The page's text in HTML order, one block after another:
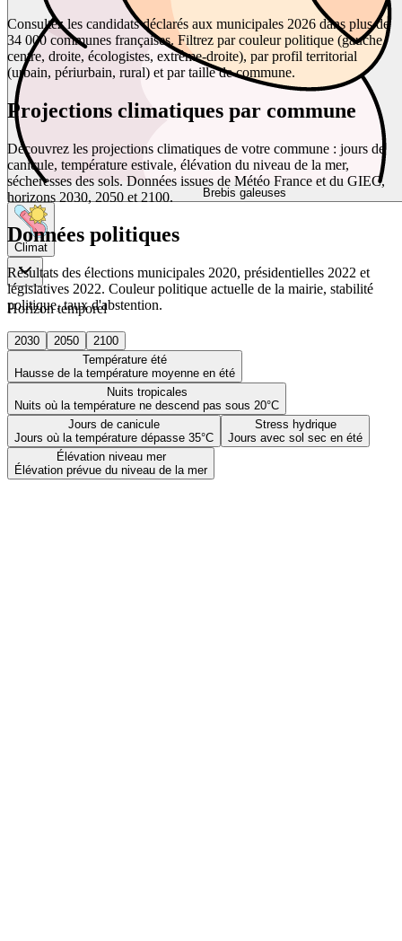
Brebis galeuses
Climat
Horizon temporel
2030 2050
2100
Température été
Hausse de la température moyenne en été
Nuits tropicales
Nuits où la température ne descend pas sous 20°C
Jours de canicule
Jours où la température dépasse 35°C
Stress hydrique
Jours avec sol sec en été
Élévation niveau mer
Élévation prévue du niveau de la mer
Consultez les candidats déclarés aux municipales 2026 dans plus de
34 000 communes françaises. Filtrez par couleur politique (gauche,
centre, droite, écologistes, extrême-droite), par profil territorial
(urbain, périurbain, rural) et par taille de commune.
Projections climatiques par commune
Découvrez les projections climatiques de votre commune : jours de
canicule, température estivale, élévation du niveau de la mer,
sécheresses des sols. Données issues de Météo France et du GIEC,
horizons 2030, 2050 et 2100.
Données politiques
Résultats des élections municipales 2020, présidentielles 2022 et
législatives 2022. Couleur politique actuelle de la mairie, stabilité
politique, taux d'abstention.